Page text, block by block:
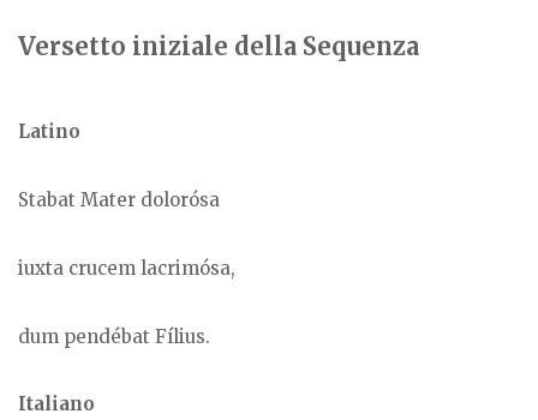
Versetto iniziale della Sequenza
Latino
Stabat Mater dolorósa
iuxta crucem lacrimósa,
dum pendébat Fílius.
Italiano